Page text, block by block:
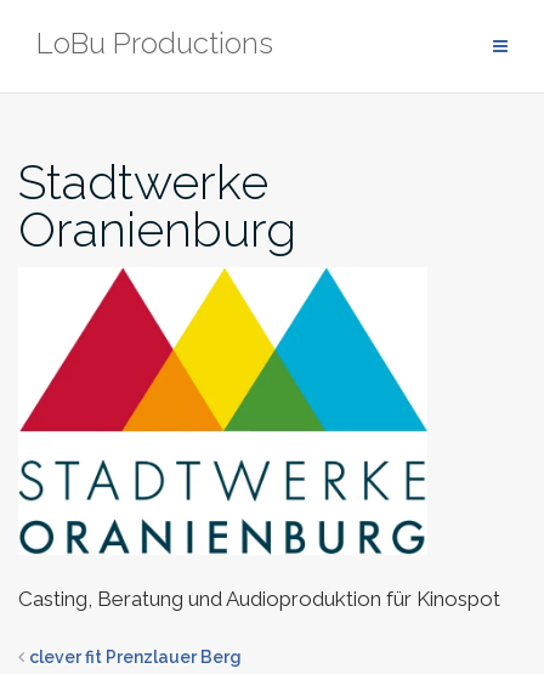
LoBu Productions
Stadtwerke
Oranienburg
Casting, Beratung und Audioproduktion für Kinospot
clever fit Prenzlauer Berg